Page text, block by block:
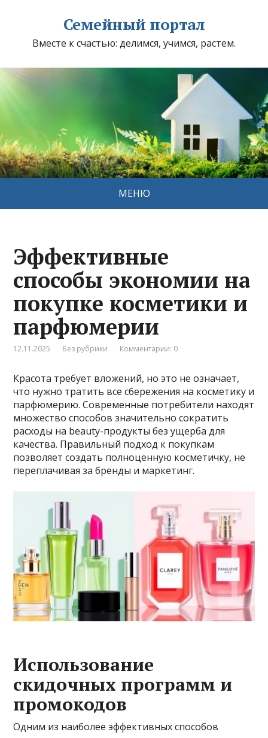
Семейный портал
Вместе к счастью: делимся, учимся, растем.
МЕНЮ
Эффективные
способы экономии на
покупке косметики и
парфюмерии
12.11.2025 Без рубрики Комментарии: 0
Красота требует вложений, но это не означает,
что нужно тратить все сбережения на косметику и
парфюмерию. Современные потребители находят
множество способов значительно сократить
расходы на beauty-продукты без ущерба для
качества. Правильный подход к покупкам
позволяет создать полноценную косметичку, не
переплачивая за бренды и маркетинг.
Использование
скидочных программ и
промокодов
Одним из наиболее эффективных способов